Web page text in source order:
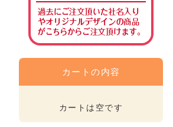
カートの内容
カートは空です